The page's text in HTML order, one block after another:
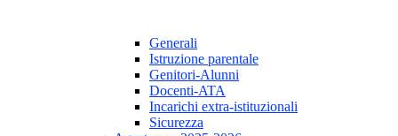
Generali
Istruzione parentale
Genitori-Alunni
Docenti-ATA
Incarichi extra-istituzionali
Sicurezza